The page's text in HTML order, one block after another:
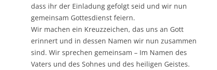
dass ihr der Einladung gefolgt seid und wir nun
gemeinsam Gottesdienst feiern.
Wir machen ein Kreuzzeichen, das uns an Gott
erinnert und in dessen Namen wir nun zusammen
sind. Wir sprechen gemeinsam – Im Namen des
Vaters und des Sohnes und des heiligen Geistes.